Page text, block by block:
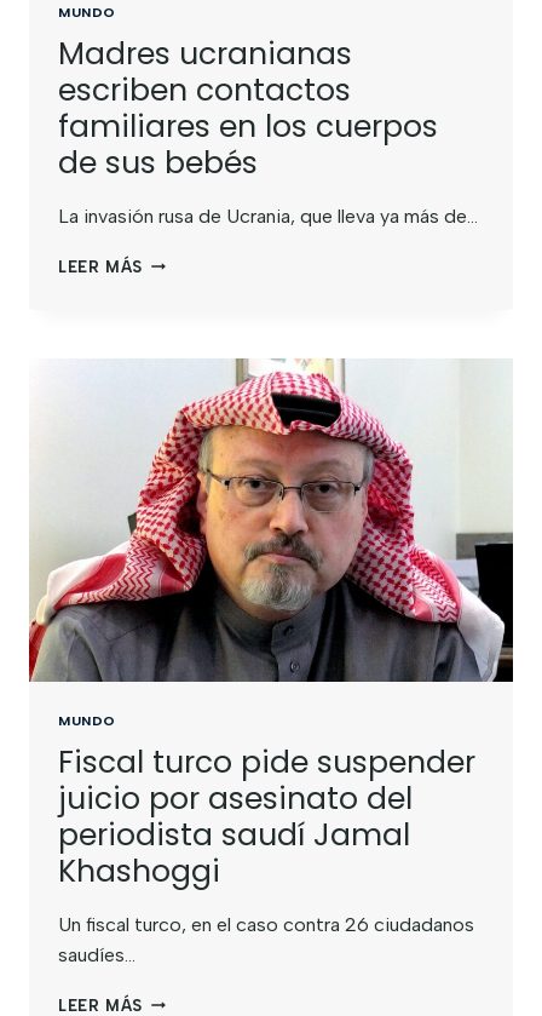
MUNDO
Madres ucranianas
escriben contactos
familiares en los cuerpos
de sus bebés
La invasión rusa de Ucrania, que lleva ya más de…
LEER MÁS
MUNDO
Fiscal turco pide suspender
juicio por asesinato del
periodista saudí Jamal
Khashoggi
Un fiscal turco, en el caso contra 26 ciudadanos
saudíes…
LEER MÁS